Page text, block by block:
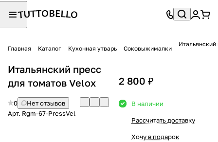
Главная Каталог Кухонная утварь Соковыжималки
Итальянский пресс
для томатов Velox
0
Нет отзывов
Арт. Rgm-67-PressVel
2 800 ₽
В наличии
Рассчитать доставку
Хочу в подарок